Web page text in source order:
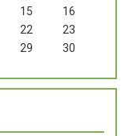
15
16
22
23
29
30